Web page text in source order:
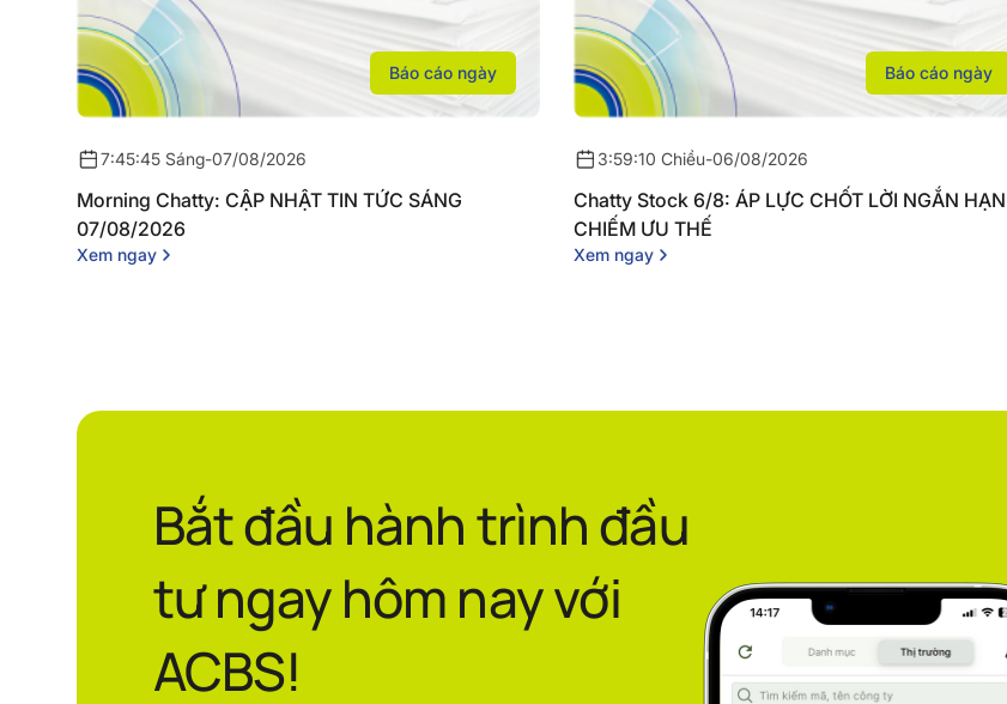
Báo cáo ngày
7:45:45 Sáng-07/08/2026
Morning Chatty: CẬP NHẬT TIN TỨC SÁNG
07/08/2026
Xem ngay
Báo cáo ngày
3:59:10 Chiều-06/08/2026
Chatty Stock 6/8: ÁP LỰC CHỐT LỜI NGẮN HẠN
CHIẾM ƯU THẾ
Xem ngay
Bắt đầu hành trình đầu
tư ngay hôm nay với
ACBS!